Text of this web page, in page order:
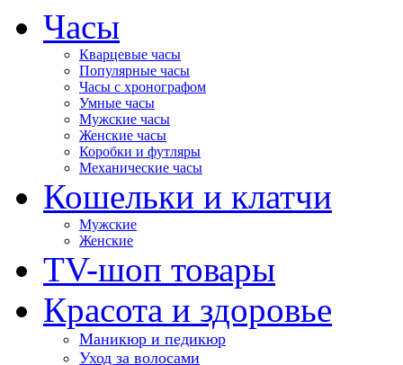
Часы
Кварцевые часы
Популярные часы
Часы с хронографом
Умные часы
Мужские часы
Женские часы
Коробки и футляры
Механические часы
Кошельки и клатчи
Мужские
Женские
TV-шоп товары
Красота и здоровье
Маникюр и педикюр
Уход за волосами